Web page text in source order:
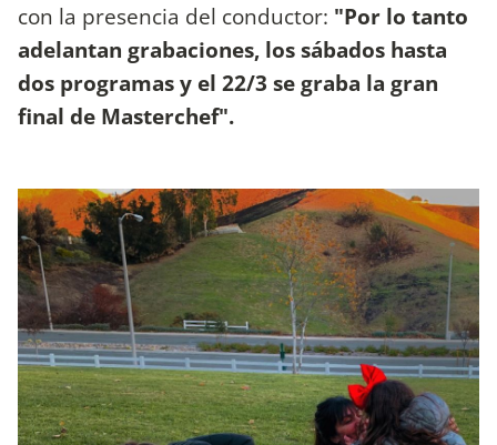
con la presencia del conductor: "Por lo tanto
adelantan grabaciones, los sábados hasta
dos programas y el 22/3 se graba la gran
final de Masterchef".